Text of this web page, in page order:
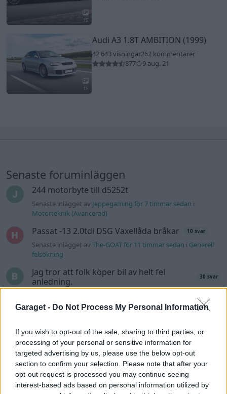
Garaget - Do Not Process My Personal Information
If you wish to opt-out of the sale, sharing to third parties, or
processing of your personal or sensitive information for
targeted advertising by us, please use the below opt-out
section to confirm your selection. Please note that after your
opt-out request is processed you may continue seeing
interest-based ads based on personal information utilized by
15
15
Audi A3 1.8T AMBITION (1999)
42 643 visningar262 kommentarer
877
9 aug. 21
Senaste foruminläggen
244 motorbyte till d5252t
Senaste inlägget av Jeppegaming för 7 timmar sedan i
Motorteknik (Avancerad)
Passat -13 2.0tdi DSG Växellåda bråkar 10 svar
Senaste inlägget avThe-GOAT för 11 timmar sedan i Generell
felsökning
Jag tror att folk köper bil av helt fel
anledning.
30 svar
Man man ha mindre ström till
Senaste inlägget av BilFixare för 17 timmar sedaniEl- och
hybridbilar
Inget bromstryck efter byte av bromsok
(Golf V 1.6)
Senaste inlägget avjaka54 för 22 timmar sedaniChassi,